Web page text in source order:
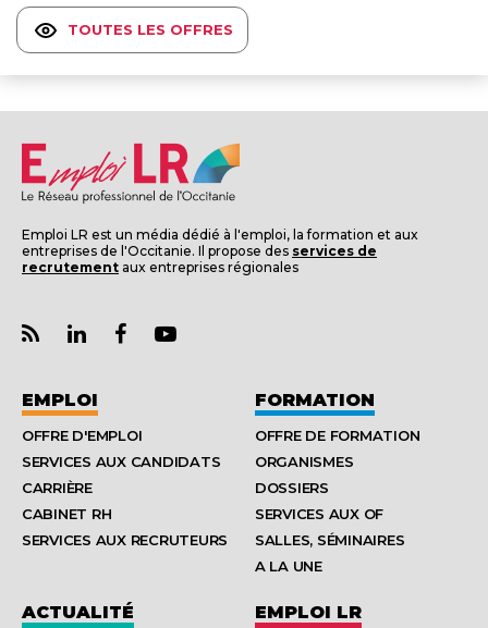
TOUTES LES OFFRES
Emploi LR est un média dédié à l'emploi, la formation et aux
entreprises de l'Occitanie. Il propose des services de
recrutement aux entreprises régionales
EMPLOI
OFFRE D'EMPLOI
SERVICES AUX CANDIDATS
CARRIÈRE
CABINET RH
SERVICES AUX RECRUTEURS
FORMATION
OFFRE DE FORMATION
ORGANISMES
DOSSIERS
SERVICES AUX OF
SALLES, SÉMINAIRES
A LA UNE
ACTUALITÉ EMPLOI LR